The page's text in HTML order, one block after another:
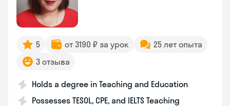
5 от 3190 ₽ за урок
25 лет опыта
3 отзыва
Holds a degree in Teaching and Education
Possesses TESOL, CPE, and IELTS Teaching